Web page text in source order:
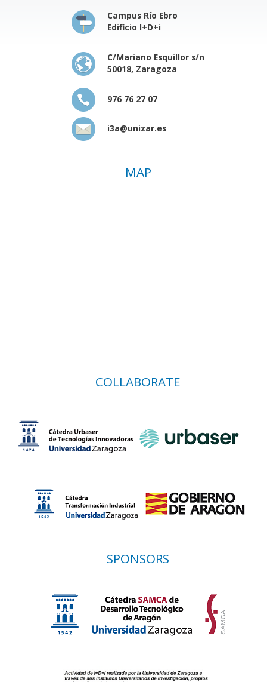
Campus Río Ebro
Edificio I+D+i
C/Mariano Esquillor s/n
50018, Zaragoza
976 76 27 07
i3a@unizar.es
MAP
COLLABORATE
SPONSORS